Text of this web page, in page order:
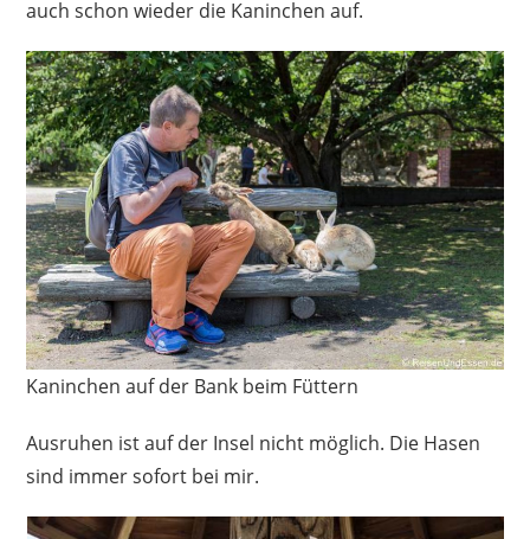
auch schon wieder die Kaninchen auf.
Kaninchen auf der Bank beim Füttern
Ausruhen ist auf der Insel nicht möglich. Die Hasen
sind immer sofort bei mir.